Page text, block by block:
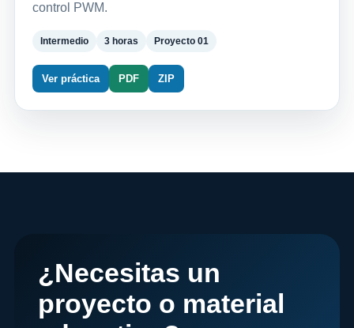
control PWM.
Intermedio 3 horas Proyecto 01
Ver práctica PDF ZIP
¿Necesitas un
proyecto o material